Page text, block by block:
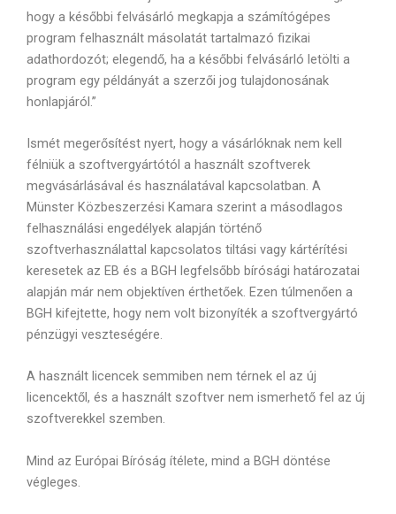
hogy a későbbi felvásárló megkapja a számítógépes
program felhasznált másolatát tartalmazó fizikai
adathordozót; elegendő, ha a későbbi felvásárló letölti a
program egy példányát a szerzői jog tulajdonosának
honlapjáról.”
Ismét megerősítést nyert, hogy a vásárlóknak nem kell
félniük a szoftvergyártótól a használt szoftverek
megvásárlásával és használatával kapcsolatban. A
Münster Közbeszerzési Kamara szerint a másodlagos
felhasználási engedélyek alapján történő
szoftverhasználattal kapcsolatos tiltási vagy kártérítési
keresetek az EB és a BGH legfelsőbb bírósági határozatai
alapján már nem objektíven érthetőek. Ezen túlmenően a
BGH kifejtette, hogy nem volt bizonyíték a szoftvergyártó
pénzügyi veszteségére.
A használt licencek semmiben nem térnek el az új
licencektől, és a használt szoftver nem ismerhető fel az új
szoftverekkel szemben.
Mind az Európai Bíróság ítélete, mind a BGH döntése
végleges.